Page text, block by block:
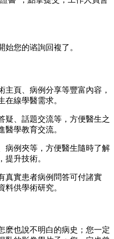
您的谘詢回複了。
主頁、病例分享等豐富內容，
在線學醫需求。
疑、話題交流等，方便醫生之
醫學教育交流。
病例夾等，方便醫生隨時了解
提升技術。
真實患者病例問答可付諸實
料供學術研究。
麽也說不明白的病史；您一定